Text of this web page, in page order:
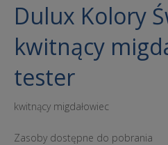
Dulux Kolory
kwitnący
tester
kwitnący migdałowiec
Zasoby dostępne do pobrania